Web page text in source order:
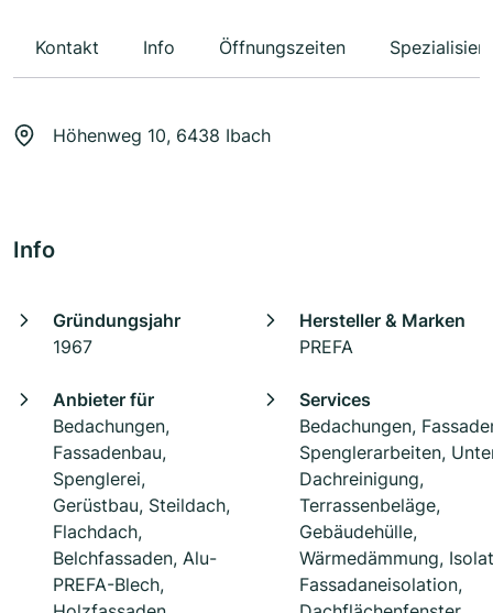
Kontakt Info Öffnungszeiten
Höhenweg 10, 6438 Ibach
Info
Gründungsjahr
1967
Hersteller & Marken
PREFA
Anbieter für
Bedachungen,
Fassadenbau,
Spenglerei,
Gerüstbau, Steildach,
Flachdach,
Belchfassaden, Alu-
PREFA-Blech,
Services
Bedachungen,
Spenglerarbeiten,
Dachreinigung,
Terrassenbeläge,
Gebäudehülle,
Wärmedämmung,
Fassadaneisolation,